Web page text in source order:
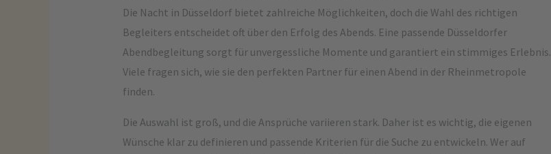
Die Nacht in Düsseldorf bietet zahlreiche Möglichkeiten, doch die Wahl des richtigen
Begleiters entscheidet oft über den Erfolg des Abends. Eine passende Düsseldorfer
Abendbegleitung sorgt für unvergessliche Momente und garantiert ein stimmiges Erlebnis.
Viele fragen sich, wie sie den perfekten Partner für einen Abend in der Rheinmetropole
finden.
Die Auswahl ist groß, und die Ansprüche variieren stark. Daher ist es wichtig, die eigenen
Wünsche klar zu definieren und passende Kriterien für die Suche zu entwickeln. Wer auf